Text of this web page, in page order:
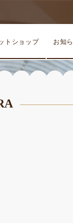
トショップ お知